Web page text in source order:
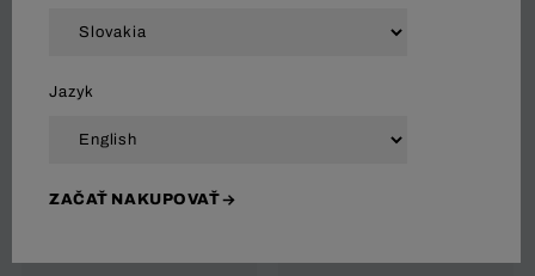
18 Výsledok
Jazyk
ZAČAŤ NAKUPOVAŤ